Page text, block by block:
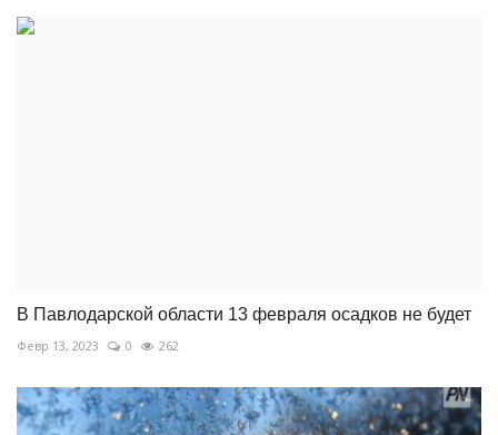
В Павлодарской области 13 февраля осадков не будет
Февр 13, 2023 0 262